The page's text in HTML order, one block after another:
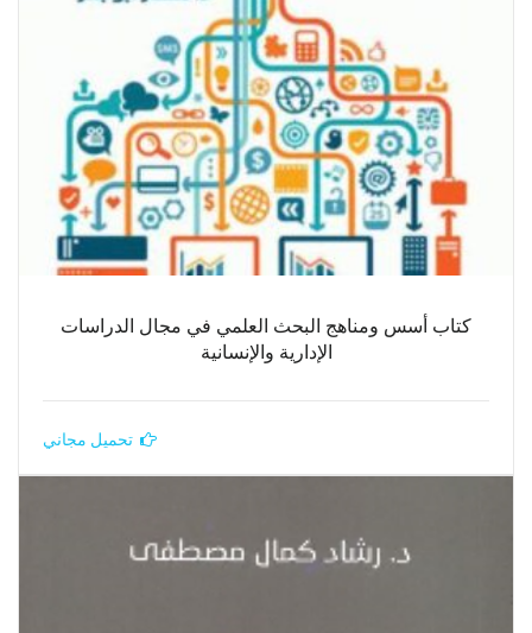
كتاب أسس ومناهج البحث العلمي في مجال الدراسات
الإدارية والإنسانية
تحميل مجاني